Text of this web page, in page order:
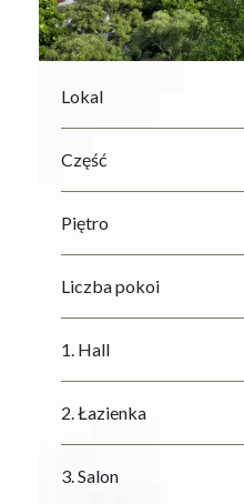
Lokal
Część
Piętro
Liczba pokoi
1. Hall
2. Łazienka
3. Salon